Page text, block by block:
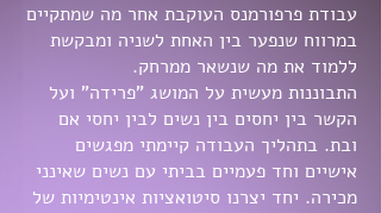
עבודת פרפורמנס העוקבת אחר מה שמתקיים
במרווח שנפער בין האחת לשניה ומבקשת
ללמוד את מה שנשאר ממרחק.
התבוננות מעשית על המושג "פרידה" ועל
הקשר בין יחסים בין נשים לבין יחסי אם
ובת. בתהליך העבודה קיימתי מפגשים
אישיים וחד פעמיים בביתי עם נשים שאינני
מכירה. יחד יצרנו סיטואציות אינטימיות של